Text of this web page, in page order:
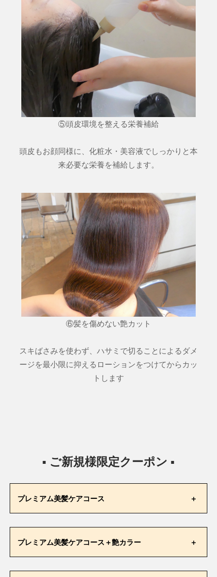
⑤頭皮環境を整える栄養補給
頭皮もお顔同様に、化粧水・美容液でしっかりと本
来必要な栄養を補給します。
⑥髪を傷めない艶カット
スキばさみを使わず、ハサミで切ることによるダメ
ージを最小限に抑えるローションをつけてからカッ
トします
▪ ご新規様限定クーポン ▪
プレミアム美髪ケアコース
ご新規様
プレミアム美髪ケアコース＋艶カラー